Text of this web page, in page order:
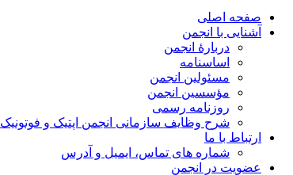
صفحه اصلی
آشنایی با انجمن
دربارۀ انجمن
اساسنامه
مسئولین انجمن
مؤسسین انجمن
روزنامه رسمی
شرح وظایف سازمانی انجمن اپتیک و فوتونیک
ارتباط با ما
شماره های تماس، ایمیل و آدرس
عضویت در انجمن